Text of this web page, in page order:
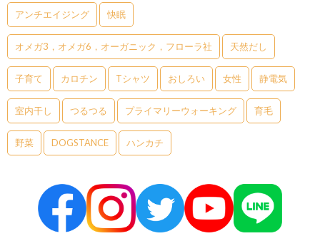
アンチエイジング 快眠
オメガ3，オメガ6，オーガニック，フローラ社 天然だし
子育て カロチン Tシャツ おしろい 女性 静電気
室内干し つるつる プライマリーウォーキング 育毛
野菜 DOGSTANCE ハンカチ